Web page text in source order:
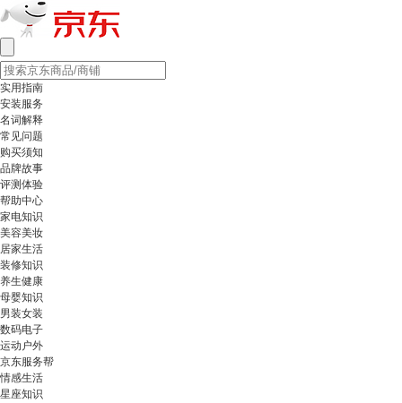
实用指南
安装服务
名词解释
常见问题
购买须知
品牌故事
评测体验
帮助中心
家电知识
美容美妆
居家生活
装修知识
养生健康
母婴知识
男装女装
数码电子
运动户外
京东服务帮
情感生活
星座知识